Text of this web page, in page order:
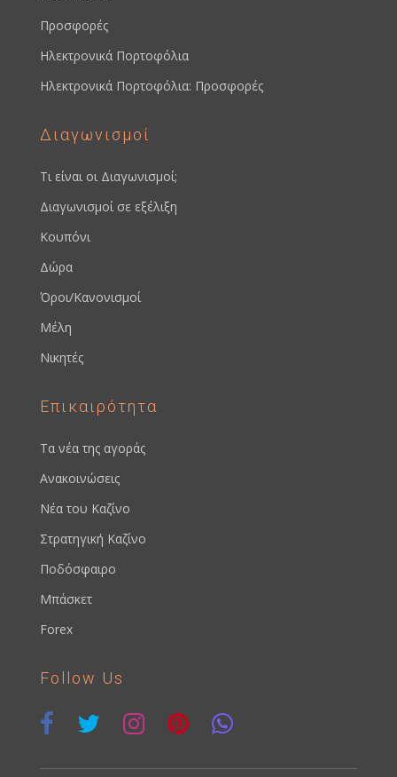
Προσφορές
Ηλεκτρονικά Πορτοφόλια
Ηλεκτρονικά Πορτοφόλια: Προσφορές
Διαγωνισμοί
Τι είναι οι Διαγωνισμοί;
Διαγωνισμοί σε εξέλιξη
Κουπόνι
Δώρα
Όροι/Κανονισμοί
Μέλη
Νικητές
Επικαιρότητα
Τα νέα της αγοράς
Ανακοινώσεις
Νέα του Καζίνο
Στρατηγική Καζίνο
Ποδόσφαιρο
Μπάσκετ
Forex
Follow Us